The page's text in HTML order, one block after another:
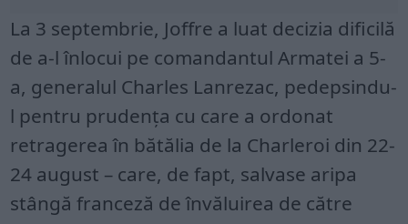
La 3 septembrie, Joffre a luat decizia dificilă
de a-l înlocui pe comandantul Armatei a 5-
a, generalul Charles Lanrezac, pedepsindu-
l pentru prudența cu care a ordonat
retragerea în bătălia de la Charleroi din 22-
24 august – care, de fapt, salvase aripa
stângă franceză de învăluirea de către